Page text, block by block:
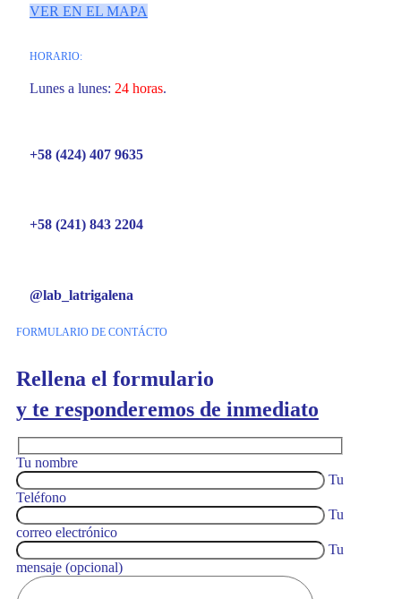
VER EN EL MAPA
HORARIO:
Lunes a lunes: 24 horas.
+58 (424) 407 9635
+58 (241) 843 2204
@lab_latrigalena
FORMULARIO DE CONTÁCTO
Rellena el formulario
y te responderemos de inmediato
Tu nombre
Tu
Teléfono
Tu
correo electrónico
Tu
mensaje (opcional)